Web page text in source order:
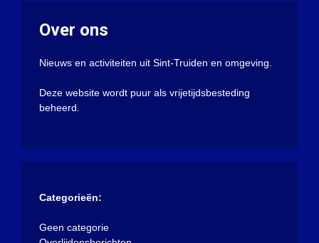
Over ons
Nieuws en activiteiten uit Sint-Truiden en omgeving.
Deze website wordt puur als vrijetijdsbesteding
beheerd.
Categorieën:
Geen categorie